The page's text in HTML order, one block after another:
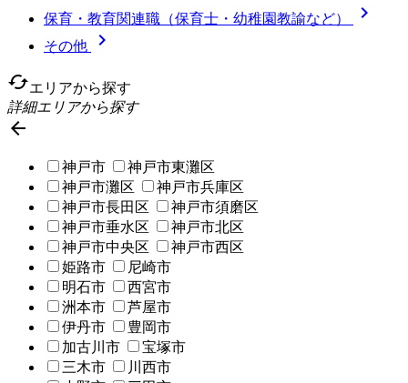
保育・教育関連職（保育士・幼稚園教諭など） 
その他

cachedエリアから探す
詳細エリアから探す

神戸市
神戸市東灘区
神戸市灘区
神戸市兵庫区
神戸市長田区
神戸市須磨区
神戸市垂水区
神戸市北区
神戸市中央区
神戸市西区
姫路市
尼崎市
明石市
西宮市
洲本市
芦屋市
伊丹市
豊岡市
加古川市
宝塚市
三木市
川西市